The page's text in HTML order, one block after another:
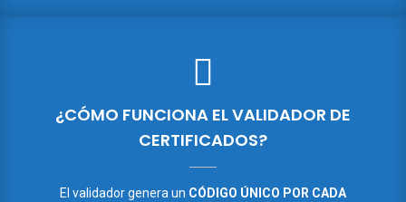
¿CÓMO FUNCIONA EL VALIDADOR DE
CERTIFICADOS?
El validador genera un CÓDIGO ÚNICO POR CADA